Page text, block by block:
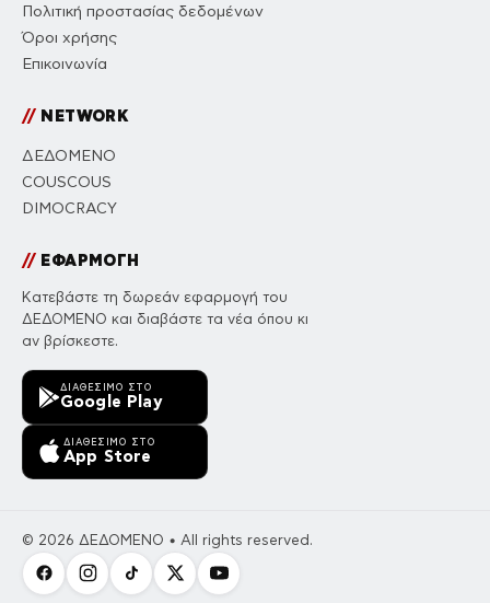
Πολιτική προστασίας δεδομένων
Όροι χρήσης
Επικοινωνία
//NETWORK
ΔΕΔΟΜΕΝΟ
COUSCOUS
DIMOCRACY
//ΕΦΑΡΜΟΓΗ
Κατεβάστε τη δωρεάν εφαρμογή του
ΔΕΔΟΜΕΝΟ και διαβάστε τα νέα όπου κι
αν βρίσκεστε.
ΔΙΑΘΈΣΙΜΟ ΣΤΟ
Google Play
ΔΙΑΘΈΣΙΜΟ ΣΤΟ
App Store
© 2026 ΔΕΔΟΜΕΝΟ • All rights reserved.